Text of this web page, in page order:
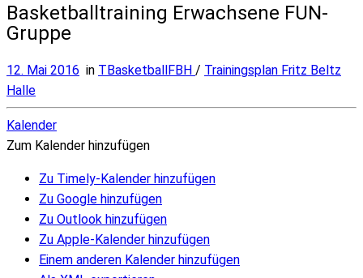
Basketballtraining Erwachsene FUN-
Gruppe
12. Mai 2016 in TBasketballFBH / Trainingsplan Fritz Beltz
Halle
Kalender
Zum Kalender hinzufügen
Zu Timely-Kalender hinzufügen
Zu Google hinzufügen
Zu Outlook hinzufügen
Zu Apple-Kalender hinzufügen
Einem anderen Kalender hinzufügen